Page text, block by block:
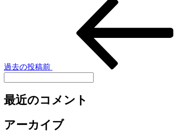
過去の投稿前
最近のコメント
アーカイブ